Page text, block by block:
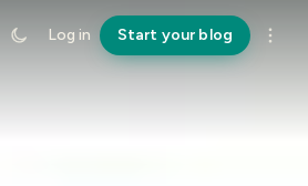
Log in Start your blog